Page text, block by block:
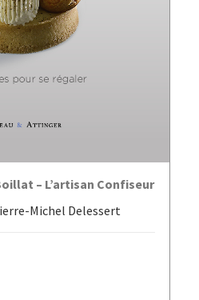
AU PANIER– L’artisan Confiseur
Michel Delessert